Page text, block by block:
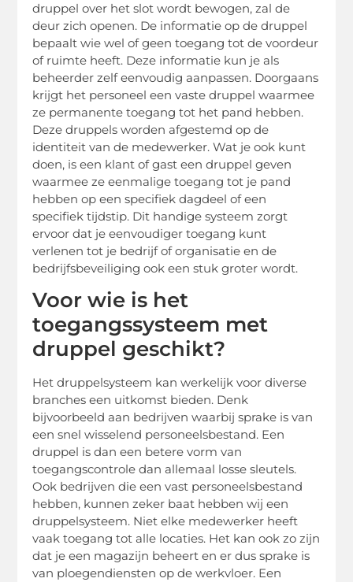
druppel over het slot wordt bewogen, zal de
deur zich openen. De informatie op de druppel
bepaalt wie wel of geen toegang tot de voordeur
of ruimte heeft. Deze informatie kun je als
beheerder zelf eenvoudig aanpassen. Doorgaans
krijgt het personeel een vaste druppel waarmee
ze permanente toegang tot het pand hebben.
Deze druppels worden afgestemd op de
identiteit van de medewerker. Wat je ook kunt
doen, is een klant of gast een druppel geven
waarmee ze eenmalige toegang tot je pand
hebben op een specifiek dagdeel of een
specifiek tijdstip. Dit handige systeem zorgt
ervoor dat je eenvoudiger toegang kunt
verlenen tot je bedrijf of organisatie en de
bedrijfsbeveiliging ook een stuk groter wordt.
Voor wie is het
toegangssysteem met
druppel geschikt?
Het druppelsysteem kan werkelijk voor diverse
branches een uitkomst bieden. Denk
bijvoorbeeld aan bedrijven waarbij sprake is van
een snel wisselend personeelsbestand. Een
druppel is dan een betere vorm van
toegangscontrole dan allemaal losse sleutels.
Ook bedrijven die een vast personeelsbestand
hebben, kunnen zeker baat hebben wij een
druppelsysteem. Niet elke medewerker heeft
vaak toegang tot alle locaties. Het kan ook zo zijn
dat je een magazijn beheert en er dus sprake is
van ploegendiensten op de werkvloer. Een